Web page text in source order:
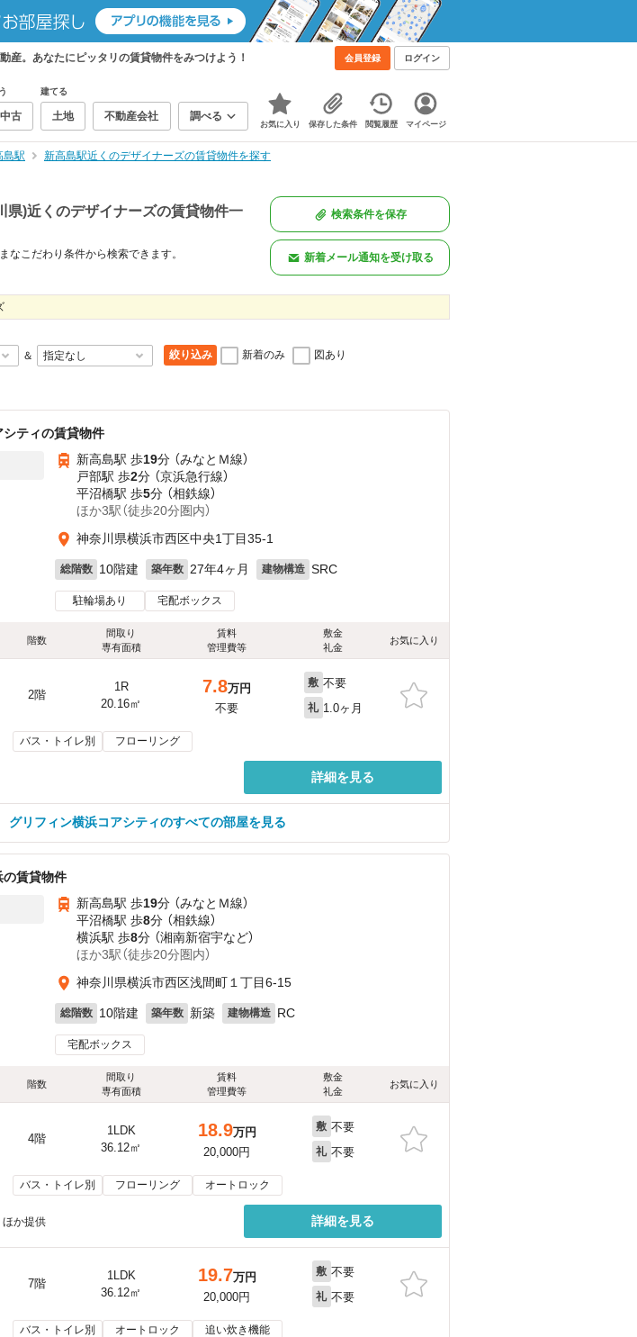
産。あなたにピッタリの賃貸物件をみつけよう！ 会員登録 ログイン
中古
建てる
土地 不動産会社 調べる
お気に入り 保存した条件 閲覧履歴 マイページ
島駅 新高島駅近くのデザイナーズの賃貸物件を探す
県)近くのデザイナーズの賃貸物件一
なこだわり条件から検索できます。
検索条件を保存
新着メール通知を受け取る
＆ 絞り込み 新着のみ 図あり
ティの賃貸物件
新高島駅 歩19分 （みなとＭ線）
戸部駅 歩2分 （京浜急行線）
平沼橋駅 歩5分 （相鉄線）
ほか3駅（徒歩20分圏内）
神奈川県横浜市西区中央1丁目35-1
総階数 10階建 築年数 27年4ヶ月 建物構造 SRC
駐輪場あり 宅配ボックス
階数
間取り
専有面積
賃料
管理費等
敷金
礼金
お気に入り
2階
1R
20.16㎡
7.8万円
不要
敷 不要
礼 1.0ヶ月
バス・トイレ別 フローリング
詳細を見る
グリフィン横浜コアシティのすべての部屋を見る
の賃貸物件
新高島駅 歩19分 （みなとＭ線）
平沼橋駅 歩8分 （相鉄線）
横浜駅 歩8分 （湘南新宿宇など）
ほか3駅（徒歩20分圏内）
神奈川県横浜市西区浅間町１丁目6-15
総階数 10階建 築年数 新築 建物構造 RC
宅配ボックス
階数
間取り
専有面積
賃料
管理費等
敷金
礼金
お気に入り
4階
1LDK
36.12㎡
18.9万円
20,000円
敷 不要
礼 不要
バス・トイレ別 フローリング オートロック
ほか提供 詳細を見る
7階
1LDK
36.12㎡
19.7万円
20,000円
敷 不要
礼 不要
バス・トイレ別 オートロック 追い炊き機能